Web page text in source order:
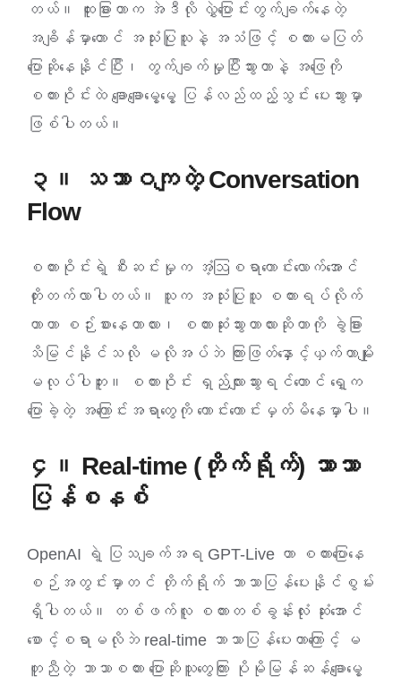
တယ်။ ထူးခြားတာက အဲဒီလို လွှဲပြောင်းတွက်ချက်နေတဲ့
အချိန်မှာတောင် အသုံးပြုသူနဲ့ အသံဖြင့် စကားမပြတ်
ပြောဆိုနေနိုင်ပြီး၊ တွက်ချက်မှုပြီးသွားတာနဲ့ အဖြေကို
စကားဝိုင်းထဲ ချောချောမွေ့မွေ့ ပြန်လည်ထည့်သွင်း ပေးသွားမှာ
ဖြစ်ပါတယ်။
၃။ သဘာဝကျတဲ့ Conversation
Flow
စကားဝိုင်းရဲ့ စီးဆင်းမှုက အံ့ဩစရာကောင်းလောက်အောင်
တိုးတက်လာပါတယ်။ သူက အသုံးပြုသူ စကားရပ်လိုက်
တာဟာ စဉ်းစားနေတာလား၊ စကားဆုံးသွားတာလားဆိုတာကို ခွဲခြား
သိမြင်နိုင်သလို မလိုအပ်ဘဲ ကြားဖြတ်နှောင့်ယှက်တာမျိုး
မလုပ်ပါဘူး။ စကားဝိုင်း ရှည်လျားသွားရင်တောင် ရှေ့က
ပြောခဲ့တဲ့ အကြောင်းအရာတွေကို ကောင်းကောင်းမှတ်မိနေမှာပါ။
၄။ Real-time (တိုက်ရိုက်) ဘာသာ
ပြန်စနစ်
OpenAI ရဲ့ ပြသချက်အရ GPT-Live ဟာ စကားပြောနေ
စဉ်အတွင်းမှာတင် တိုက်ရိုက် ဘာသာပြန်ပေးနိုင်စွမ်း
ရှိပါတယ်။ တစ်ဖက်လူ စကားတစ်ခွန်းလုံး ဆုံးအောင်
စောင့်စရာမလိုဘဲ real-time ဘာသာပြန်ပေးတာကြောင့် မ
တူညီတဲ့ ဘာသာစကား ပြောဆိုသူတွေကြား ပိုမိုမြန်ဆန်ချောမွေ့